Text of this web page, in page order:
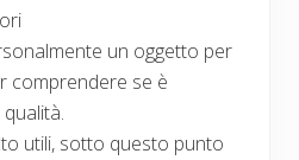
un oggetto per
comprendere se è
utili, sotto questo punto